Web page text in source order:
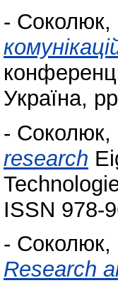
-
Україна,
-
research
ISSN 978-
-
Research